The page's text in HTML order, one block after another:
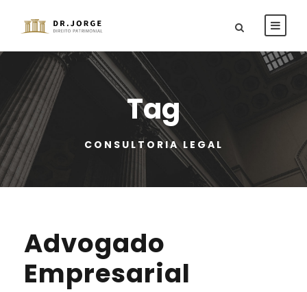
Tag
CONSULTORIA LEGAL
Advogado
Empresarial